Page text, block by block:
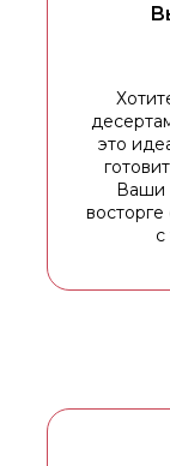
это
Ваши